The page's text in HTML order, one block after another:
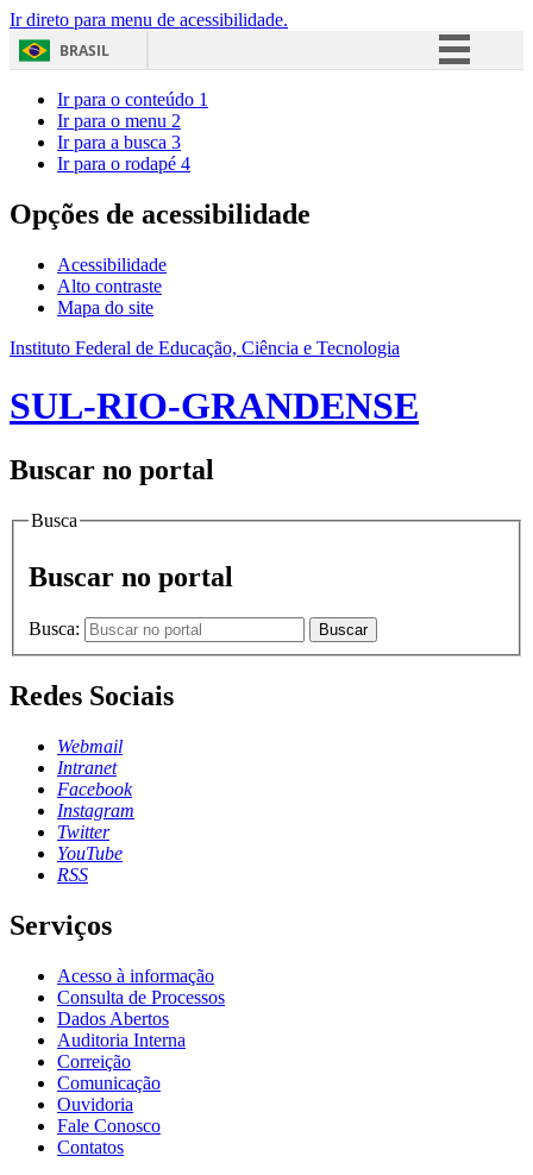
Ir direto para menu de acessibilidade.
BRASIL
Acesso à informação
Ir para o conteúdo 1
Ir para o menu 2
Ir para a busca 3
Ir para o rodapé 4
Opções de acessibilidade
Acessibilidade
Alto contraste
Mapa do site
Instituto Federal de Educação, Ciência e Tecnologia
SUL-RIO-GRANDENSE
Buscar no portal
Busca
Buscar no portal
Busca: Buscar
Redes Sociais
Webmail
Intranet
Facebook
Instagram
Twitter
YouTube
RSS
Serviços
Acesso à informação
Consulta de Processos
Dados Abertos
Auditoria Interna
Correição
Comunicação
Ouvidoria
Fale Conosco
Contatos